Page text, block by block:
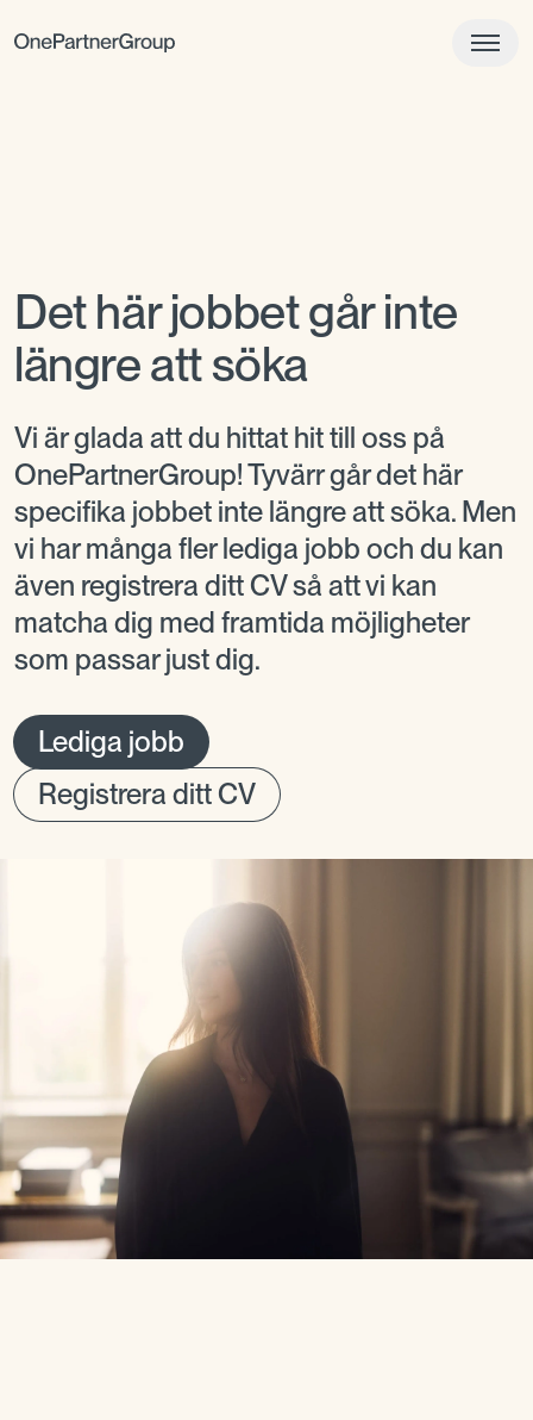
Det här jobbet går inte
längre att söka
Vi är glada att du hittat hit till oss på
OnePartnerGroup! Tyvärr går det här
specifika jobbet inte längre att söka. Men
vi har många fler lediga jobb och du kan
även registrera ditt CV så att vi kan
matcha dig med framtida möjligheter
som passar just dig.
Lediga jobb
Registrera ditt CV